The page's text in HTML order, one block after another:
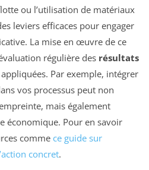
ou l’utilisation de matériaux
leviers efficaces pour engager
La mise en œuvre de ce
régulière des résultats
Par exemple, intégrer
vos processus peut non
mais également
économique. Pour en savoir
comme ce guide sur
concret.